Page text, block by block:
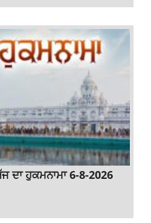
ਦਾ ਹੁਕਮਨਾਮਾ 6-8-2026